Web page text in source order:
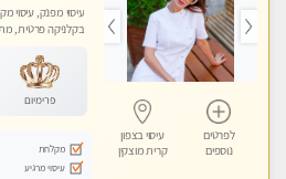
לפרטים
נוספים
עיסוי בצפון
קרית מוצקין
עיסוי מפנק, עיסוי
בקלניקה פרטית,
פרימיום
מקלחת
עיסוי מרגיע